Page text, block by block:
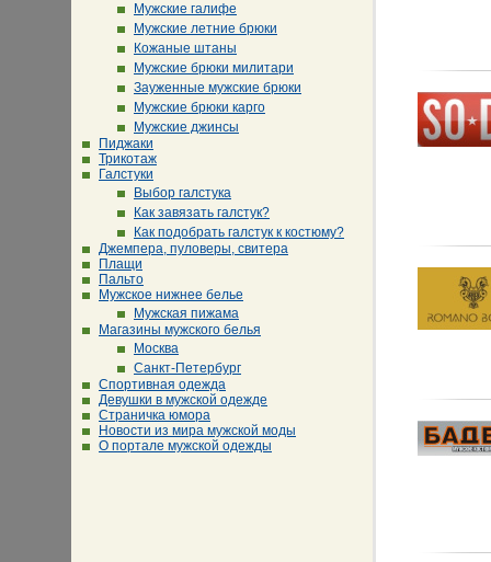
Мужские галифе
Мужские летние брюки
Кожаные штаны
Мужские брюки милитари
Зауженные мужские брюки
Мужские брюки карго
Мужские джинсы
Пиджаки
Трикотаж
Галстуки
Выбор галстука
Как завязать галстук?
Как подобрать галстук к костюму?
Джемпера, пуловеры, свитера
Плащи
Пальто
Мужское нижнее белье
Мужская пижама
Магазины мужского белья
Москва
Санкт-Петербург
Спортивная одежда
Девушки в мужской одежде
Страничка юмора
Новости из мира мужской моды
О портале мужской одежды